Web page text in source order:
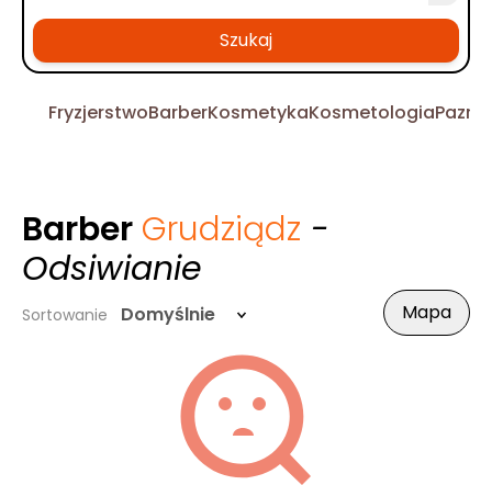
Szukaj
FryzjerstwoBarberKosmetykaKosmetologia
Barber Grudziądz -
Odsiwianie
Sortowanie Domyślnie Mapa